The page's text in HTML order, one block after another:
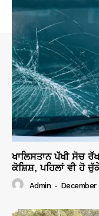
ਖਾਲਿਸਤਾਨ ਪੱਖੀ ਸੋਚ
ਕੋਸ਼ਿਸ਼, ਪਹਿਲਾਂ ਵੀ ਹੋ
Admin - December